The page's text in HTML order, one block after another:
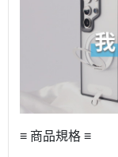
≡ 商品規格 ≡